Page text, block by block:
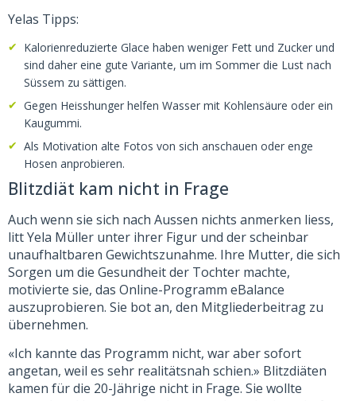
Yelas Tipps:
Kalorienreduzierte Glace haben weniger Fett und Zucker und
sind daher eine gute Variante, um im Sommer die Lust nach
Süssem zu sättigen.
Gegen Heisshunger helfen Wasser mit Kohlensäure oder ein
Kaugummi.
Als Motivation alte Fotos von sich anschauen oder enge
Hosen anprobieren.
Blitzdiät kam nicht in Frage
Auch wenn sie sich nach Aussen nichts anmerken liess,
litt Yela Müller unter ihrer Figur und der scheinbar
unaufhaltbaren Gewichtszunahme. Ihre Mutter, die sich
Sorgen um die Gesundheit der Tochter machte,
motivierte sie, das Online-Programm eBalance
auszuprobieren. Sie bot an, den Mitgliederbeitrag zu
übernehmen.
«Ich kannte das Programm nicht, war aber sofort
angetan, weil es sehr realitätsnah schien.» Blitzdiäten
kamen für die 20-Jährige nicht in Frage. Sie wollte